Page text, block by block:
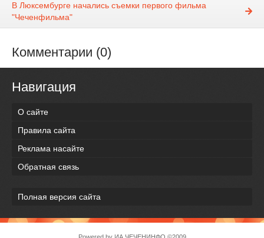
В Люксембурге начались съемки первого фильма
"Чеченфильма"
Комментарии (0)
Навигация
О сайте
Правила сайта
Реклама насайте
Обратная связь
Полная версия сайта
Powered by ИА ЧЕЧЕНИНФО ©2009